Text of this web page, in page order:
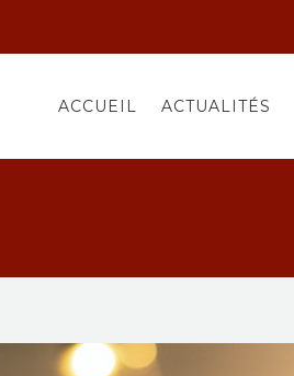
ACCUEIL ACTUALITÉS